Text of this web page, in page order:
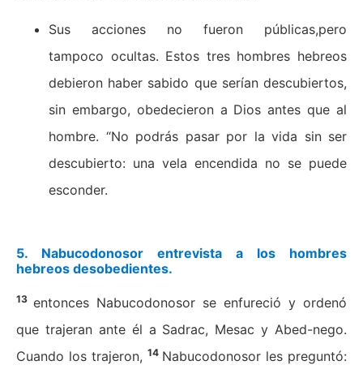
Sus acciones no fueron públicas,pero
tampoco ocultas. Estos tres hombres hebreos
debieron haber sabido que serían descubiertos,
sin embargo, obedecieron a Dios antes que al
hombre. “No podrás pasar por la vida sin ser
descubierto: una vela encendida no se puede
esconder.
5. Nabucodonosor entrevista a los hombres
hebreos desobedientes.
13 entonces Nabucodonosor se enfureció y ordenó
que trajeran ante él a Sadrac, Mesac y Abed-nego.
Cuando los trajeron, 14 Nabucodonosor les preguntó: